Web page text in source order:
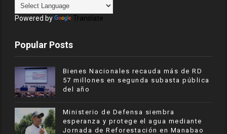
Powered by Translate
Popular Posts
Bienes Nacionales recauda más de RD
57 millones en segunda subasta pública
del año
Ministerio de Defensa siembra
esperanza y protege el agua mediante
Jornada de Reforestación en Manabao